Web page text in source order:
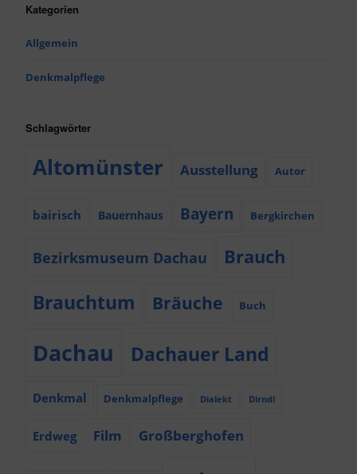
Kategorien
Allgemein
Denkmalpflege
Schlagwörter
Altomünster Ausstellung Autor
bairisch Bauernhaus Bayern Bergkirchen
Bezirksmuseum Dachau Brauch
Brauchtum Bräuche Buch
Dachau Dachauer Land
Denkmal Denkmalpflege Dialekt Dirndl
Erdweg Film Großberghofen